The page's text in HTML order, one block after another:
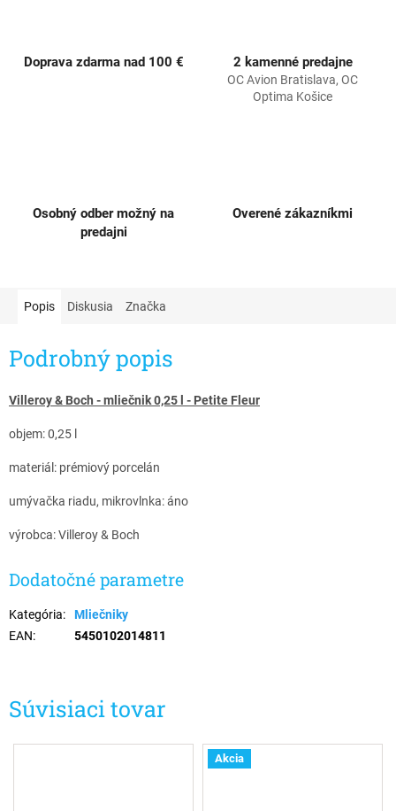
Doprava zdarma nad 100 € 2 kamenné predajne
OC Avion Bratislava, OC
Optima Košice
Osobný odber možný na
predajni
Overené zákazníkmi
Súvisiaci tovar
Akcia
Popis Diskusia Značka
Podrobný popis
Villeroy & Boch - mliečnik 0,25 l - Petite Fleur
objem: 0,25 l
materiál: prémiový porcelán
umývačka riadu, mikrovlnka: áno
výrobca: Villeroy & Boch
Dodatočné parametre
Kategória:
Mliečniky
EAN: 5450102014811